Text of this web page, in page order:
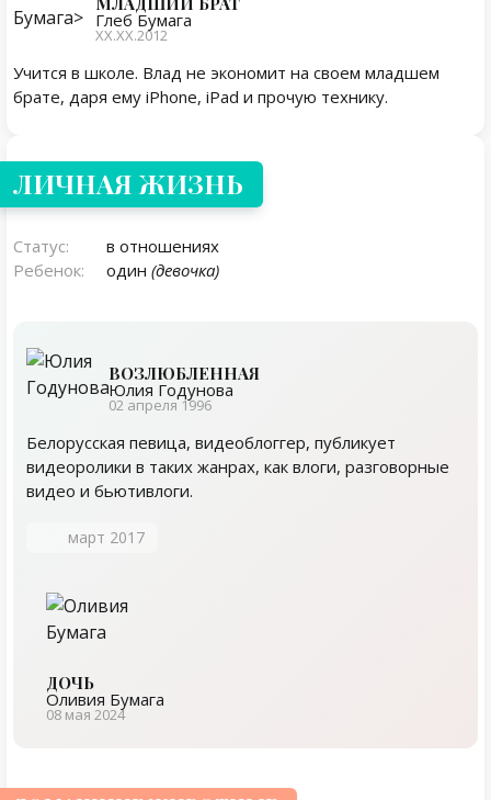
Глеб Бумага
XX.XX.2012
Учится в школе. Влад не экономит на своем младшем
брате, даря ему iPhone, iPad и прочую технику.
Личная жизнь
ЛИЧНАЯ ЖИЗНЬ
Статус:
в отношениях
Ребенок:
один (девочка)
ВОЗЛЮБЛЕННАЯ
Юлия Годунова
02 апреля 1996
Белорусская певица, видеоблоггер, публикует
видеоролики в таких жанрах, как влоги, разговорные
видео и бьютивлоги.
март 2017
ДОЧЬ
Оливия Бумага
08 мая 2024